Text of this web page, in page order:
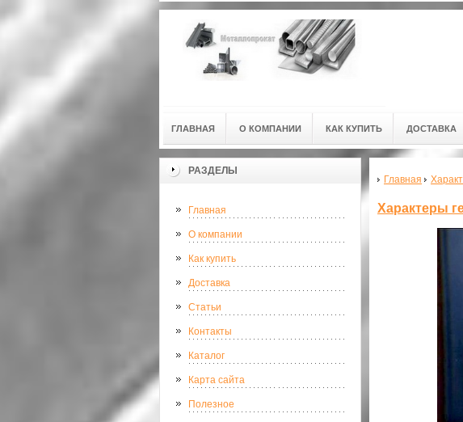
ГЛАВНАЯ О КОМПАНИИ КАК КУПИТЬ ДОСТАВКА
РАЗДЕЛЫ
Главная
О компании
Как купить
Доставка
Статьи
Контакты
Каталог
Карта сайта
Полезное
Главная
Характеры